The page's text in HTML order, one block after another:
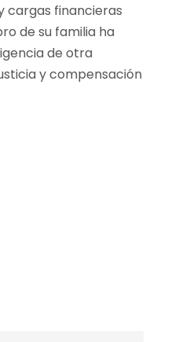
cargas financieras
de su familia ha
de otra
y compensación